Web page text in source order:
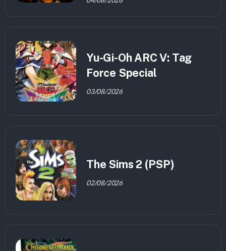
Yu-Gi-Oh ARC V: Tag
Force Special
03/08/2026
The Sims 2 (PSP)
02/08/2026